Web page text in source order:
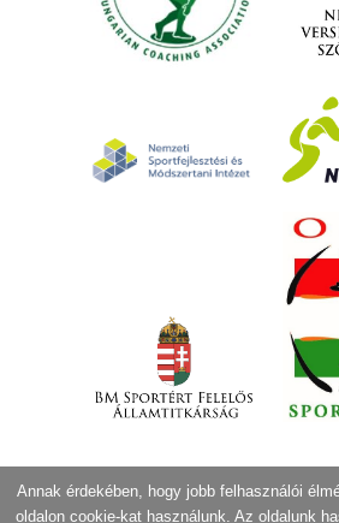
Annak érdekében, hogy jobb felhasználói
oldalon cookie-kat használunk. Az oldalunk